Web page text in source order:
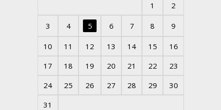
1 2
3 4 5 6 7 8 9
10 11 12 13 14 15
16
17
18 19 20 21 22
23
24
25 26 27 28 29
30
31